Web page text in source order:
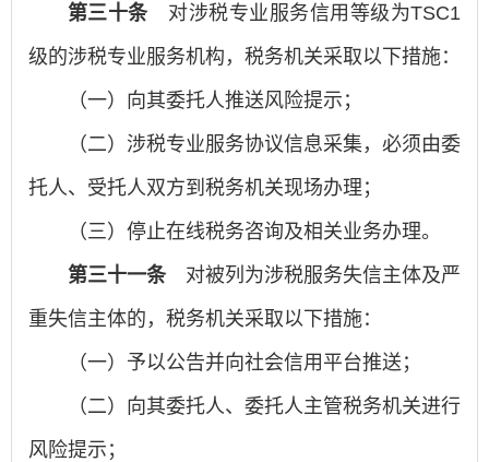
第三十条 对涉税专业服务信用等级为TSC1
级的涉税专业服务机构，税务机关采取以下措施：
（一）向其委托人推送风险提示；
（二）涉税专业服务协议信息采集，必须由委
托人、受托人双方到税务机关现场办理；
（三）停止在线税务咨询及相关业务办理。
第三十一条 对被列为涉税服务失信主体及严
重失信主体的，税务机关采取以下措施：
（一）予以公告并向社会信用平台推送；
（二）向其委托人、委托人主管税务机关进行
风险提示；